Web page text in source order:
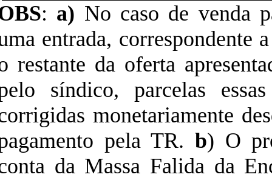
: a) No caso de venda
entrada, correspondente
restante da oferta
síndico, parcelas
monetariamente
pela TR.b) O
da Massa Falida da